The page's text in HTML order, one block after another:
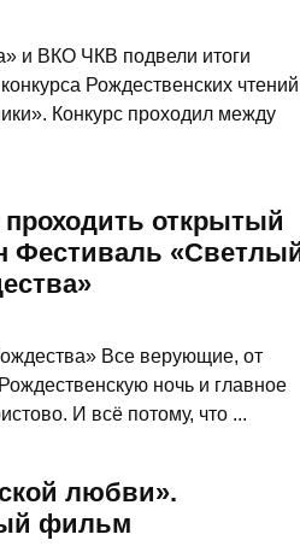
и ВКО ЧКВ подвели итоги
Рождественских чтений
Конкурс проходил между
открытый
Фестиваль
Все верующие, от
ночь и главное
И всё потому, что ...
любви».
фильм